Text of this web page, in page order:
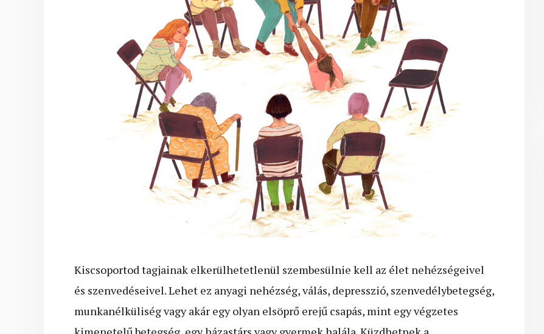
Kiscsoportod tagjainak elkerülhetetlenül szembesülnie kell az élet nehézségeivel
és szenvedéseivel. Lehet ez anyagi nehézség, válás, depresszió, szenvedélybetegség,
munkanélküliség vagy akár egy olyan elsöprő erejű csapás, mint egy végzetes